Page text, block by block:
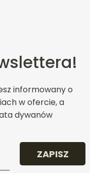
informowany o
w ofercie, a
dywanów
ZAPISZ